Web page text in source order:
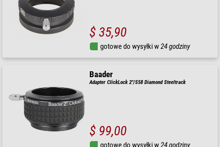
$ 35,90
gotowe do wysyłki w24 godziny
Baader
Adapter ClickLock 2"/S58 Diamond Steeltrack
$ 99,00
gotowe do wysyłki w24 godziny